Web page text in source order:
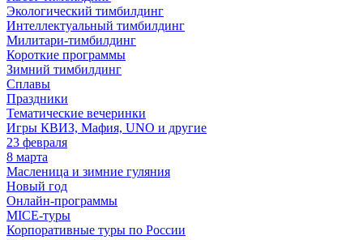
Экологический тимбилдинг
Интеллектуальный тимбилдинг
Милитари-тимбилдинг
Короткие программы
Зимний тимбилдинг
Сплавы
Праздники
Тематические вечеринки
Игры КВИЗ, Мафия, UNO и другие
23 февраля
8 марта
Масленица и зимние гуляния
Новый год
Онлайн-программы
MICE‑туры
Корпоративные туры по России